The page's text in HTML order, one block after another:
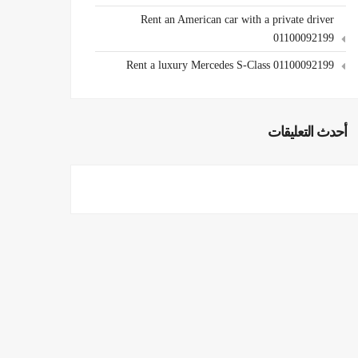
Rent an American car with a private driver
01100092199
Rent a luxury Mercedes S-Class 01100092199
أحدث التعليقات